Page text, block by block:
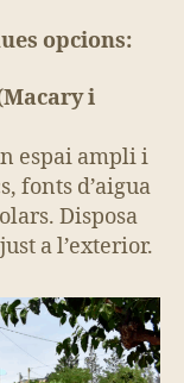
opcions:
i
espai ampli i
fonts d’aigua
Disposa
a l’exterior.